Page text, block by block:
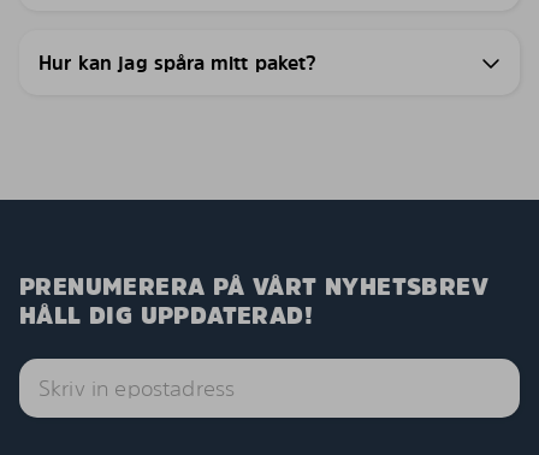
Hur kan jag spåra mitt paket?
PRENUMERERA PÅ VÅRT NYHETSBREV
HÅLL DIG UPPDATERAD!